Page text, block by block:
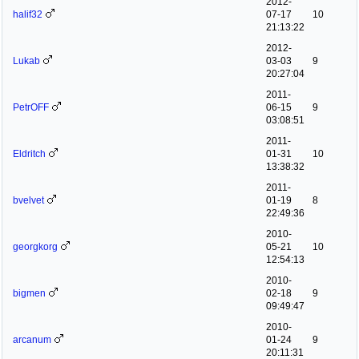
halif32
07-17
21:13:22
10
Lukab
2012-
03-03
20:27:04
9
PetrOFF
2011-
06-15
03:08:51
9
Eldritch
2011-
01-31
13:38:32
10
bvelvet
2011-
01-19
22:49:36
8
georgkorg
2010-
05-21
12:54:13
10
bigmen
2010-
02-18
09:49:47
9
arcanum
2010-
01-24
20:11:31
9